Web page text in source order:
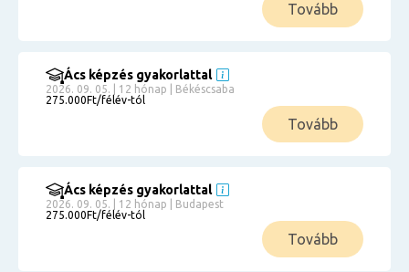
Tovább
Ács képzés gyakorlattal
2026. 09. 05. | 12 hónap | Békéscsaba
275.000Ft/félév-tól
Tovább
Ács képzés gyakorlattal
2026. 09. 05. | 12 hónap | Budapest
275.000Ft/félév-tól
Tovább